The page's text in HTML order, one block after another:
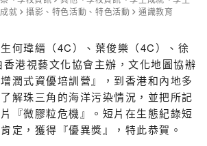
就 攝影 、 特色活動 、 特色活動
通識教育
何瑋縉（4C）、葉俊樂（4C）、徐
港視藝文化協會主辦，文化地圖協辦
潤式資優培訓營』，到香港和內地多
解珠三角的海洋污染情況，並把所記
『微膠粒危機』。短片在生態紀錄短
定，獲得『優異獎』，特此恭賀。